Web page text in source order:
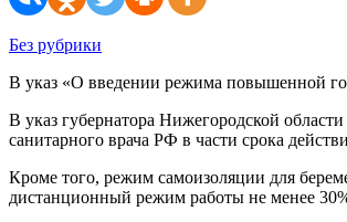
Без рубрики
В указ «О введении режима повышенной
В указ губернатора Нижегородской
санитарного врача РФ в части срока
Кроме того, режим самоизоляции для
дистанционный режим работы не менее